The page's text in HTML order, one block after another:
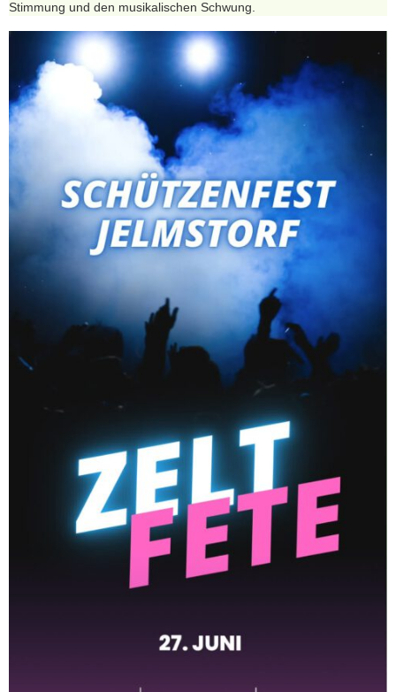
Stimmung und den musikalischen Schwung.